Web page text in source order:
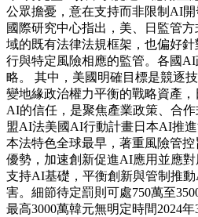
公眾擔憂，意在支持而非限制AI
國際研究中心指出，美、日監管
域的既有法律法規框架，也偏好
行與特定風險相應的監管。各國
略。 其中，美國明確目標是競逐
變地緣政治權力平衡的戰略資產
AI的信任，是聚焦產業政策、合
盟AI法美國AI行動計畫日本AI推
本法特色全球最早，著重風險管
優勢，加速創新促進AI應用並應
支持AI基礎，平衡創新與管制推
害。細節待定罰則可處750萬至
最高3000萬韓元無明定時間2024年